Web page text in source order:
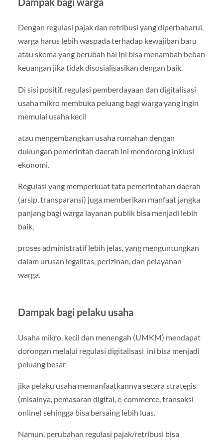
Dengan regulasi pajak dan retribusi yang diperbaharui,
warga harus lebih waspada terhadap kewajiban baru
atau skema yang berubah hal ini bisa menambah beban
keuangan jika tidak disosialisasikan dengan baik.
Di sisi positif, regulasi pemberdayaan dan digitalisasi
usaha mikro membuka peluang bagi warga yang ingin
memulai usaha kecil
atau mengembangkan usaha rumahan dengan
dukungan pemerintah daerah ini mendorong inklusi
ekonomi.
Regulasi yang memperkuat tata pemerintahan daerah
(arsip, transparansi) juga memberikan manfaat jangka
panjang bagi warga layanan publik bisa menjadi lebih
baik,
proses administratif lebih jelas, yang menguntungkan
dalam urusan legalitas, perizinan, dan pelayanan
warga.
Dampak bagi pelaku usaha
Usaha mikro, kecil dan menengah (UMKM) mendapat
dorongan melalui regulasi digitalisasi ini bisa menjadi
peluang besar
jika pelaku usaha memanfaatkannya secara strategis
(misalnya, pemasaran digital, e‑commerce, transaksi
online) sehingga bisa bersaing lebih luas.
Namun, perubahan regulasi pajak/retribusi bisa